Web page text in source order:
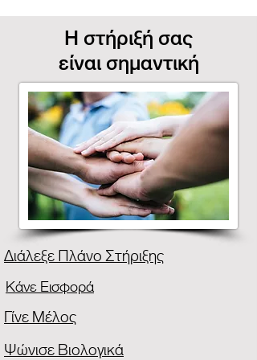
Η στήριξή σας
είναι σημαντική
Διάλεξε Πλάνο Στήριξης
Κάνε Εισφορά
Γίνε Μέλος
Ψώνισε Βιολογικά